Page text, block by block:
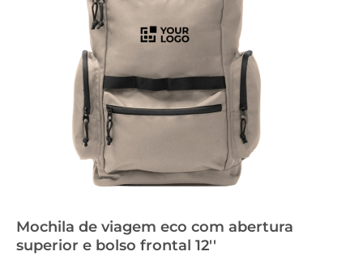
Mochila de viagem eco com abertura
superior e bolso frontal 12''